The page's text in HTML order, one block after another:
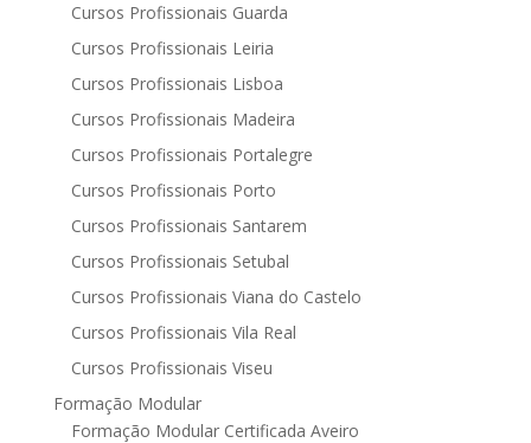
Cursos Profissionais Guarda
Cursos Profissionais Leiria
Cursos Profissionais Lisboa
Cursos Profissionais Madeira
Cursos Profissionais Portalegre
Cursos Profissionais Porto
Cursos Profissionais Santarem
Cursos Profissionais Setubal
Cursos Profissionais Viana do Castelo
Cursos Profissionais Vila Real
Cursos Profissionais Viseu
Formação Modular
Formação Modular Certificada Aveiro